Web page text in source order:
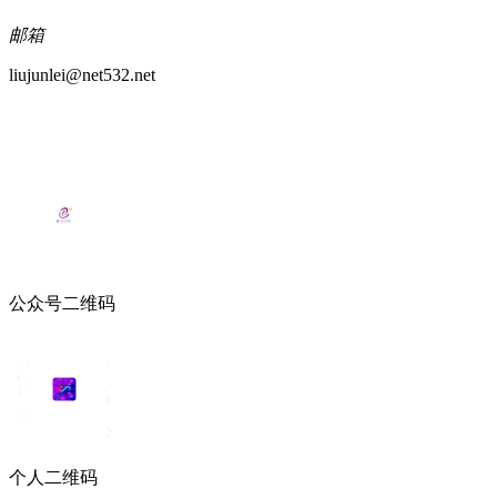
邮箱
liujunlei@net532.net
公众号二维码
个人二维码